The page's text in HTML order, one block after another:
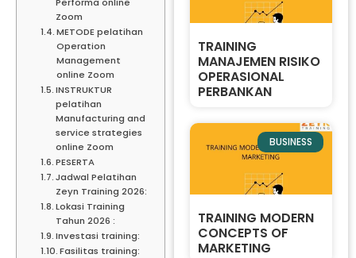
Zoom
METODE pelatihan
Operation
Management
online Zoom
INSTRUKTUR
pelatihan
Manufacturing and
service strategies
online Zoom
PESERTA
Jadwal Pelatihan
Zeyn Training 2026:
Lokasi Training
Tahun 2026 :
Investasi training:
Fasilitas training:
TRAINING
MANAJEMEN RISIKO
OPERASIONAL
PERBANKAN
BUSINESS
TRAINING MODERN
CONCEPTS OF
MARKETING